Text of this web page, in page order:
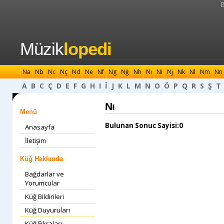
Müziklopedi
Na Nb Nc Nç Nd Ne Nf Ng Nğ Nh Nı Ni Nj Nk Nl Nm Nn
A B C Ç D E F G H I İ J K L M N O Ö P Q R S Ş T
Menü
Anasayfa
İletişim
Küğ Hakkında
Bağdarlar ve
Yorumcular
Küğ Bildirileri
Küğ Duyuruları
Nı
Bulunan Sonuc Sayisi:0